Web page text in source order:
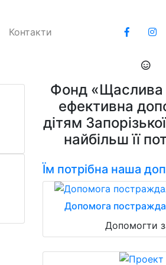
Контакти
Фонд
ефективна
дітям
найбільш її
Їм потрібна наша
Допомога
Допомогти